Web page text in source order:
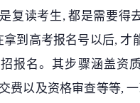
复读考生, 都是需要得
拿到高考报名号以后, 才
报名。其步骤涵盖资
费以及资格审查等等,